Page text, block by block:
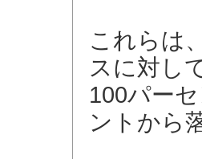
これらは
スに対し
100パー
ントから